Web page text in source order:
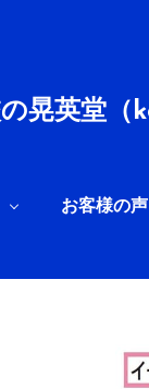
晃英堂（
お客様の声